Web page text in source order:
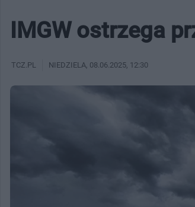
IMGW ostrzega
TCZ.PL NIEDZIELA , 08.06.2025, 12:30